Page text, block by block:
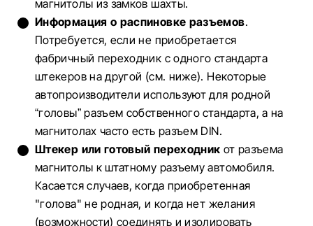
магнитолы из замков шахты.
Информация о распиновке разъемов.
Потребуется, если не приобретается
фабричный переходник с одного стандарта
штекеров на другой (см. ниже). Некоторые
автопроизводители используют для родной
“головы” разъем собственного стандарта, а на
магнитолах часто есть разъем DIN.
Штекер или готовый переходник от разъема
магнитолы к штатному разъему автомобиля.
Касается случаев, когда приобретенная
"голова" не родная, и когда нет желания
(возможности) соединять и изолировать